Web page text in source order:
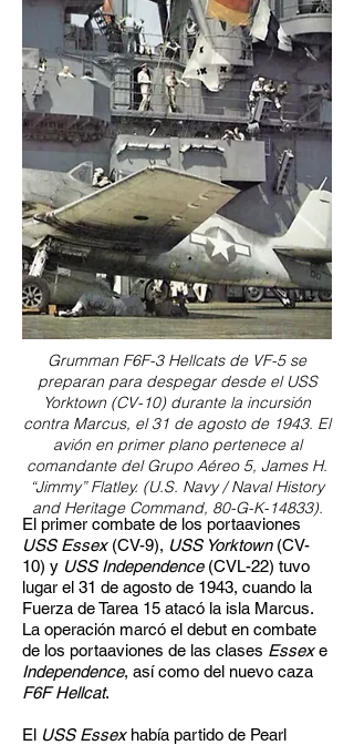
Grumman F6F-3 Hellcats de VF-5 se
preparan para despegar desde el USS
Yorktown (CV-10) durante la incursión
contra Marcus, el 31 de agosto de 1943. El
avión en primer plano pertenece al
comandante del Grupo Aéreo 5, James H.
“Jimmy” Flatley. (U.S. Navy / Naval History
and Heritage Command, 80-G-K-14833).
El primer combate de los portaaviones
USS Essex(CV-9), USS Yorktown(CV-
10) y USS Independence(CVL-22) tuvo
lugar el 31 de agosto de 1943, cuando la
Fuerza de Tarea 15 atacó la isla Marcus.
La operación marcó el debut en combate
de los portaaviones de las clases Essexe
Independence, así como del nuevo caza
F6F Hellcat.
El USS Essexhabía partido de Pearl